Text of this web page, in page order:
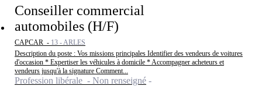
Conseiller commercial
automobiles (H/F)
CAPCAR - 13 - ARLES
Description du poste : Vos missions principales Identifier des vendeurs de voitures
d'occasion * Expertiser les véhicules à domicile * Accompagner acheteurs et
vendeurs jusqu'à la signature Comment...
Profession libérale - Non renseigné